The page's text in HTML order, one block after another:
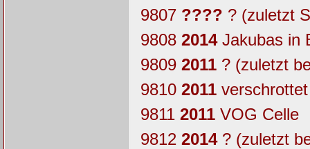
9807 ???? ? (zuletzt
9808 2014Jakubas in
9809 2011? (zuletzt
9810 2011
9811 2011VOG Celle
9812 2014? (zuletzt